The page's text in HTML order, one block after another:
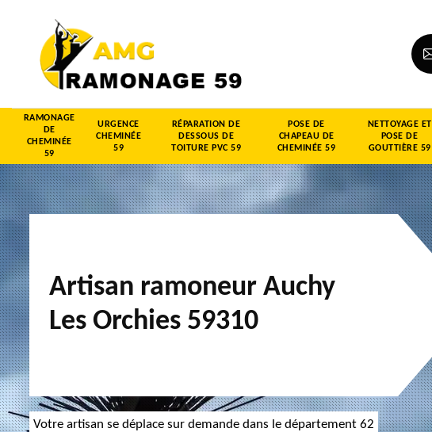
RAMONAGE
DE
CHEMINÉE
59
URGENCE
CHEMINÉE
59
RÉPARATION DE
DESSOUS DE
TOITURE PVC 59
POSE DE
CHAPEAU DE
CHEMINÉE 59
NETTOYAGE ET
POSE DE
GOUTTIÈRE 59
Artisan ramoneur Auchy
Les Orchies 59310
Votre artisan se déplace sur demande dans le département 62